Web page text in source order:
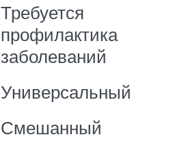
Требуется
профилактика
заболеваний
Универсальный
Смешанный